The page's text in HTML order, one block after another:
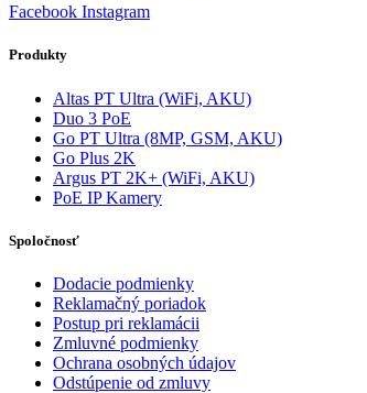
Facebook Instagram
Produkty
Altas PT Ultra (WiFi, AKU)
Duo 3 PoE
Go PT Ultra (8MP, GSM, AKU)
Go Plus 2K
Argus PT 2K+ (WiFi, AKU)
PoE IP Kamery
Spoločnosť
Dodacie podmienky
Reklamačný poriadok
Postup pri reklamácii
Zmluvné podmienky
Ochrana osobných údajov
Odstúpenie od zmluvy